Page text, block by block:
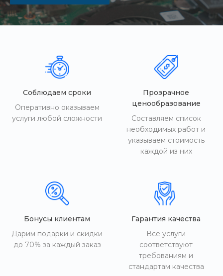
Соблюдаем сроки
Оперативно оказываем
услуги любой сложности
Прозрачное
ценообразование
Составляем список
необходимых работ и
указываем стоимость
каждой из них
Бонусы клиентам
Дарим подарки и скидки
до 70% за каждый заказ
Гарантия качества
Все услуги
соответствуют
требованиям и
стандартам качества